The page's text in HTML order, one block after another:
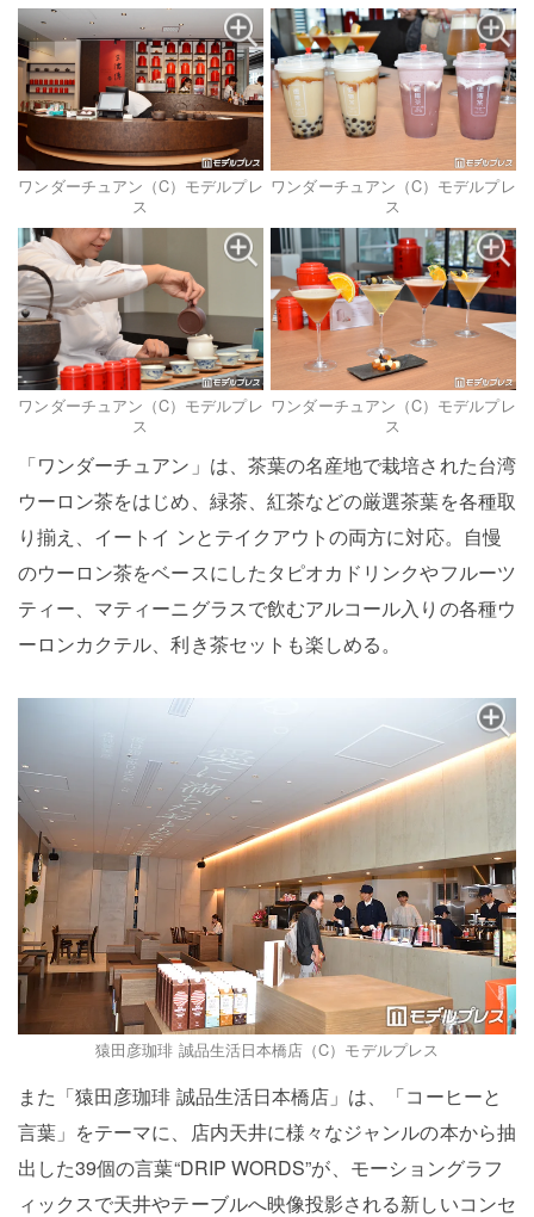
ワンダーチュアン（C）モデルプレ
ス
ワンダーチュアン（C）モデルプレ
ス
ワンダーチュアン（C）モデルプレ
ス
ワンダーチュアン（C）モデルプレ
ス
「ワンダーチュアン」は、茶葉の名産地で栽培された台湾
ウーロン茶をはじめ、緑茶、紅茶などの厳選茶葉を各種取
り揃え、イートイ ンとテイクアウトの両方に対応。自慢
のウーロン茶をベースにしたタピオカドリンクやフルーツ
ティー、マティーニグラスで飲むアルコール入りの各種ウ
ーロンカクテル、利き茶セットも楽しめる。
猿田彦珈琲 誠品生活日本橋店（C）モデルプレス
また「猿田彦珈琲 誠品生活日本橋店」は、「コーヒーと
言葉」をテーマに、店内天井に様々なジャンルの本から抽
出した39個の言葉“DRIP WORDS”が、モーショングラフ
ィックスで天井やテーブルへ映像投影される新しいコンセ